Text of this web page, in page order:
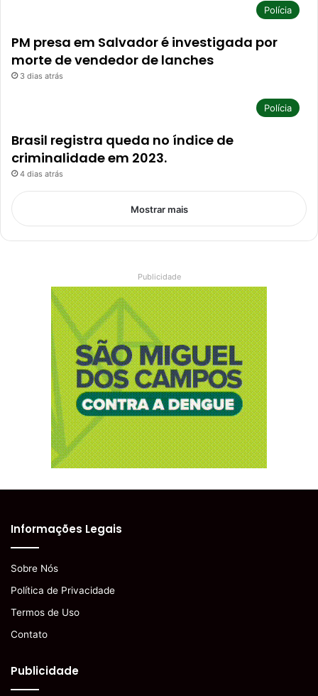
Polícia
PM presa em Salvador é investigada por
morte de vendedor de lanches
3 dias atrás
Polícia
Brasil registra queda no índice de
criminalidade em 2023.
4 dias atrás
Mostrar mais
Publicidade
Informações Legais
Sobre Nós
Política de Privacidade
Termos de Uso
Contato
Publicidade